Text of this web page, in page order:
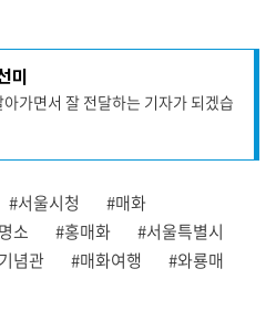
미
가면서 잘 전달하는 기자가 되겠습
#서울시청
#매화
소 #홍매화
#서울특별시
념관 #매화여행
#와룡매